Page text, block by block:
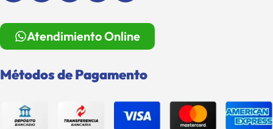
Atendimiento Online
Métodos de Pagamento